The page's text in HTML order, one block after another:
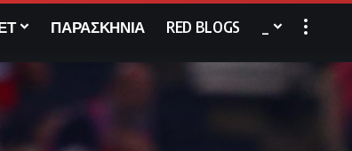
ΠΑΡΑΣΚΗΝΙΑ RED BLOGS